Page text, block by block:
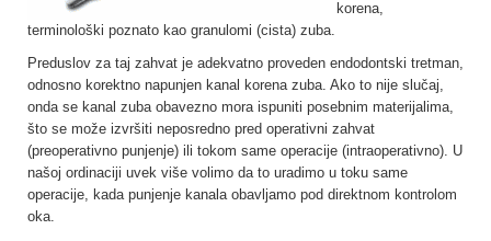
korena,
terminološki poznato kao granulomi (cista) zuba.
Preduslov za taj zahvat je adekvatno proveden endodontski tretman,
odnosno korektno napunjen kanal korena zuba. Ako to nije slučaj,
onda se kanal zuba obavezno mora ispuniti posebnim materijalima,
što se može izvršiti neposredno pred operativni zahvat
(preoperativno punjenje) ili tokom same operacije (intraoperativno). U
našoj ordinaciji uvek više volimo da to uradimo u toku same
operacije, kada punjenje kanala obavljamo pod direktnom kontrolom
oka.